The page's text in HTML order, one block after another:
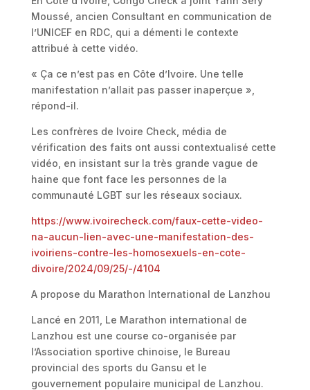
Moussé, ancien Consultant en communication de
l’UNICEF en RDC, qui a démenti le contexte
attribué à cette vidéo.
« Ça ce n’est pas en Côte d’Ivoire. Une telle
manifestation n’allait pas passer inaperçue »,
répond-il.
Les confrères de Ivoire Check, média de
vérification des faits ont aussi contextualisé cette
vidéo, en insistant sur la très grande vague de
haine que font face les personnes de la
communauté LGBT sur les réseaux sociaux.
https://www.ivoirecheck.com/faux-cette-video-
na-aucun-lien-avec-une-manifestation-des-
ivoiriens-contre-les-homosexuels-en-cote-
divoire/2024/09/25/-/4104
A propose du Marathon International de Lanzhou
Lancé en 2011, Le Marathon international de
Lanzhou est une course co-organisée par
l’Association sportive chinoise, le Bureau
provincial des sports du Gansu et le
gouvernement populaire municipal de Lanzhou.